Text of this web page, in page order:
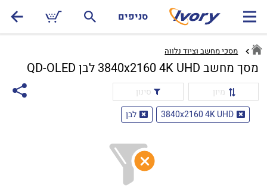
סניפים
מסכי מחשב וציוד נלווה
מסך מחשב 3840x2160 4K UHD לבן QD-OLED
מיון
סינון
3840x2160 4K UHD
לבן